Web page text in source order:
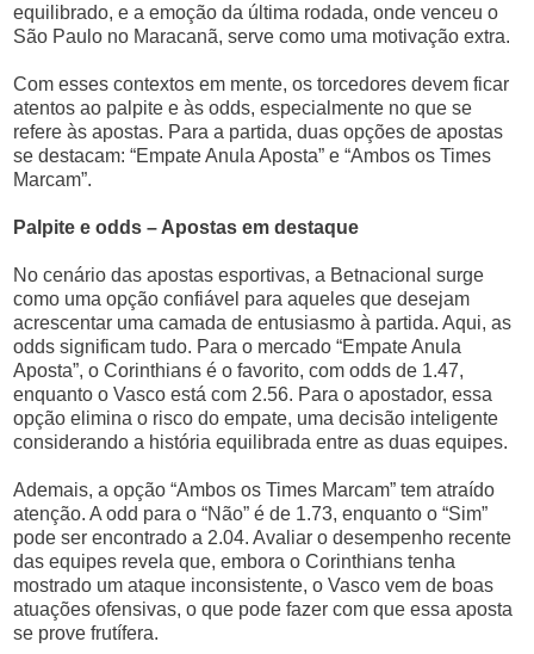
equilibrado, e a emoção da última rodada, onde venceu o
São Paulo no Maracanã, serve como uma motivação extra.
Com esses contextos em mente, os torcedores devem ficar
atentos ao palpite e às odds, especialmente no que se
refere às apostas. Para a partida, duas opções de apostas
se destacam: “Empate Anula Aposta” e “Ambos os Times
Marcam”.
Palpite e odds – Apostas em destaque
No cenário das apostas esportivas, a Betnacional surge
como uma opção confiável para aqueles que desejam
acrescentar uma camada de entusiasmo à partida. Aqui, as
odds significam tudo. Para o mercado “Empate Anula
Aposta”, o Corinthians é o favorito, com odds de 1.47,
enquanto o Vasco está com 2.56. Para o apostador, essa
opção elimina o risco do empate, uma decisão inteligente
considerando a história equilibrada entre as duas equipes.
Ademais, a opção “Ambos os Times Marcam” tem atraído
atenção. A odd para o “Não” é de 1.73, enquanto o “Sim”
pode ser encontrado a 2.04. Avaliar o desempenho recente
das equipes revela que, embora o Corinthians tenha
mostrado um ataque inconsistente, o Vasco vem de boas
atuações ofensivas, o que pode fazer com que essa aposta
se prove frutífera.